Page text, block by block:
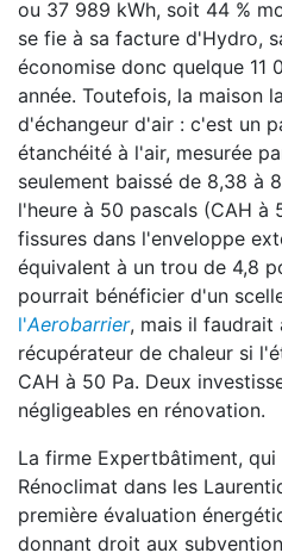
ou 37 989 kWh, soit 44 %
se fie à sa facture d'Hydro,
économise donc quelque 11
année. Toutefois, la maison
d'échangeur d'air : c'est un
étanchéité à l'air, mesurée
seulement baissé de 8,38 à
l'heure à 50 pascals (CAH à
fissures dans l'enveloppe
équivalent à un trou de 4,8
pourrait bénéficier d'un
l'Aerobarrier, mais il faudrait
récupérateur de chaleur si
CAH à 50 Pa. Deux
négligeables en rénovation.
La firme Expertbâtiment,
Rénoclimat dans les
première évaluation
donnant droit aux